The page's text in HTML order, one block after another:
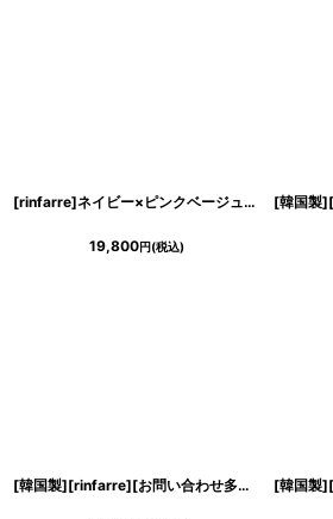
[rinfarre]ネイビー×ピンクベージュ・花柄・アンティーク調スカーフ柄・リボンタイ・長袖ブラウス・Aライン・ミディアムスカート・セットアップ・ツーピース[MIRIN着用][送料無料]
19,800円(税込)
[韓国製][rinfarre][お問い合わせ多数!!再入荷]ネイビー×ホワイト・バイカラー・セーラー風・オフショルダー・タイト・ミディアムドレス・ワンピース[MIRIN着用][送料無料]